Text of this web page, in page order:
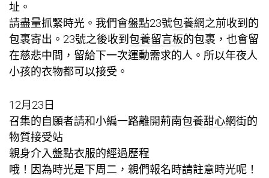
址。
請盡量抓緊時光。我們會盤點23號包養網之前收到的
包裹寄出。23號之後收到 包養留言板的包裹，也會留
在慈悲中間，留給下一次運動需求的人。所以年夜人
小孩的衣物都可以接受。
12月23日
召集的自願者請和小編一路離開荊南包養甜心網街的
物質接受站
親身介入盤點衣服的經過歷程
哦！因為時光是下周二，親們報名時請註意時光呢！